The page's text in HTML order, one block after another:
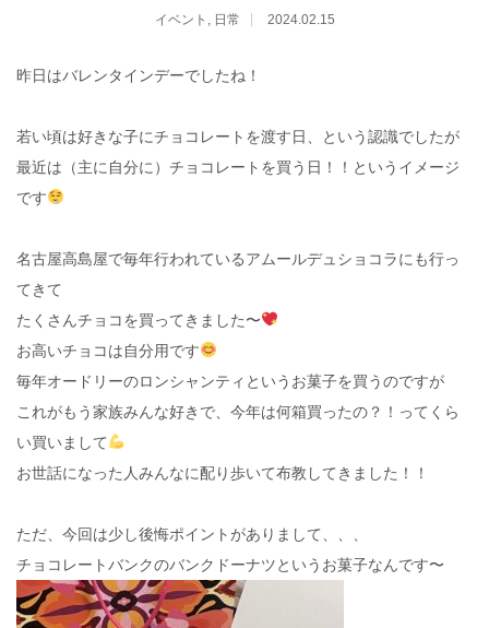
イベント , 日常 2024.02.15
昨日はバレンタインデーでしたね！
若い頃は好きな子にチョコレートを渡す日、という認識でしたが
最近は（主に自分に）チョコレートを買う日！！というイメージ
です
名古屋高島屋で毎年行われているアムールデュショコラにも行っ
てきて
たくさんチョコを買ってきました〜
お高いチョコは自分用です
毎年オードリーのロンシャンティというお菓子を買うのですが
これがもう家族みんな好きで、今年は何箱買ったの？！ってくら
い買いまして
お世話になった人みんなに配り歩いて布教してきました！！
ただ、今回は少し後悔ポイントがありまして、、、
チョコレートバンクのバンクドーナツというお菓子なんです〜